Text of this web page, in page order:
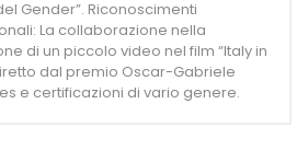
Gender”. Riconoscimenti
La collaborazione nella
di un piccolo video nel film “Italy in
dal premio Oscar-Gabriele
e certificazioni di vario genere.